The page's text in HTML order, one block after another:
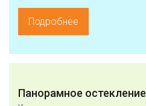
Подробнее
Панорамное остекление